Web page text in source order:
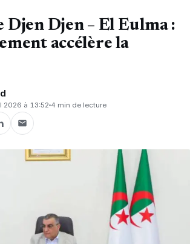
Djen Djen – El Eulma :
accélère la
2026 à 13:52 4 min de lecture